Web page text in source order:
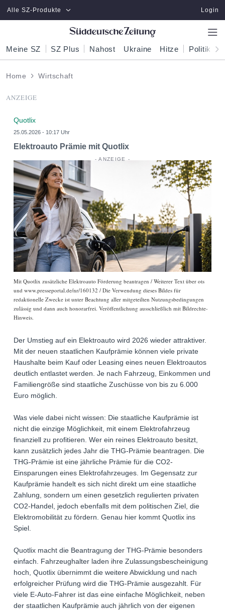
Zum Hauptinhalt springen
Alle SZ-Produkte Login
Meine SZ SZ Plus Nahost Ukraine Hitze Politik
Home Wirtschaft
ANZEIGE
Quotlix
25.05.2026 - 10:17 Uhr
Elektroauto Prämie mit Quotlix
Mit Quotlix zusätzliche Elektroauto Förderung beantragen / Weiterer Text über ots
und www.presseportal.de/nr/160132 / Die Verwendung dieses Bildes für
redaktionelle Zwecke ist unter Beachtung aller mitgeteilten Nutzungsbedingungen
zulässig und dann auch honorarfrei. Veröffentlichung ausschließlich mit Bildrechte-
Hinweis.
Der Umstieg auf ein Elektroauto wird 2026 wieder attraktiver.
Mit der neuen staatlichen Kaufprämie können viele private
Haushalte beim Kauf oder Leasing eines neuen Elektroautos
deutlich entlastet werden. Je nach Fahrzeug, Einkommen und
Familiengröße sind staatliche Zuschüsse von bis zu 6.000
Euro möglich.
Was viele dabei nicht wissen: Die staatliche Kaufprämie ist
nicht die einzige Möglichkeit, mit einem Elektrofahrzeug
finanziell zu profitieren. Wer ein reines Elektroauto besitzt,
kann zusätzlich jedes Jahr die THG-Prämie beantragen. Die
THG-Prämie ist eine jährliche Prämie für die CO2-
Einsparungen eines Elektrofahrzeuges. Im Gegensatz zur
Kaufprämie handelt es sich nicht direkt um eine staatliche
Zahlung, sondern um einen gesetzlich regulierten privaten
CO2-Handel, jedoch ebenfalls mit dem politischen Ziel, die
Elektromobilität zu fördern. Genau hier kommt Quotlix ins
Spiel.
Quotlix macht die Beantragung der THG-Prämie besonders
einfach. Fahrzeughalter laden ihre Zulassungsbescheinigung
hoch, Quotlix übernimmt die weitere Abwicklung und nach
erfolgreicher Prüfung wird die THG-Prämie ausgezahlt. Für
viele E-Auto-Fahrer ist das eine einfache Möglichkeit, neben
der staatlichen Kaufprämie auch jährlich von der eigenen